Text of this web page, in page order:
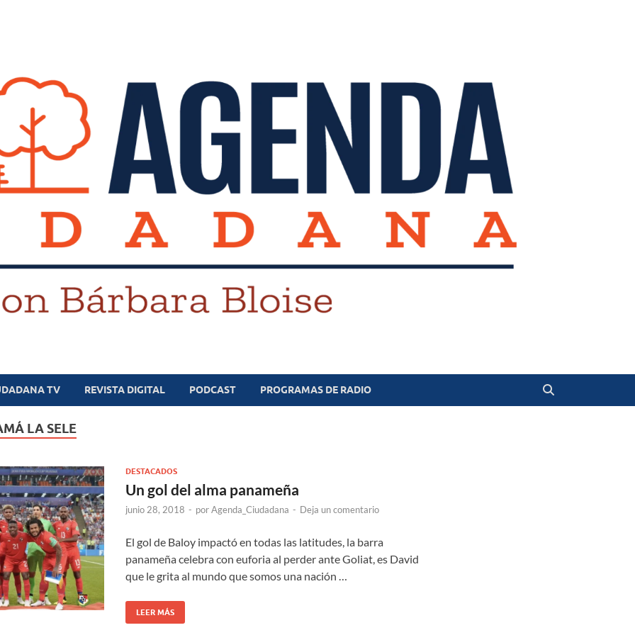
TV REVISTA DIGITAL PODCAST PROGRAMAS DE RADIO
LA SELE
DESTACADOS
Un gol del alma panameña
junio 28, 2018 - porAgenda_Ciudadana - Deja un comentario
El gol de Baloy impactó en todas las latitudes, la barra
panameña celebra con euforia al perder ante Goliat, es David
que le grita al mundo que somos una nación …
LEER MÁS